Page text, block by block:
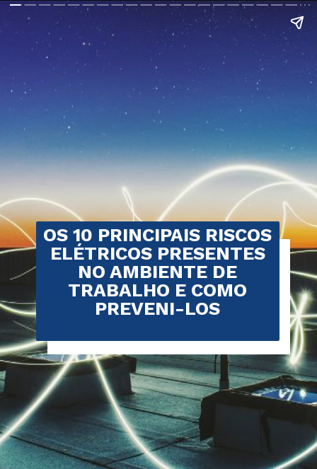
OS 10 PRINCIPAIS RISCOS
ELÉTRICOS PRESENTES
NO AMBIENTE DE
TRABALHO E COMO
PREVENI-LOS